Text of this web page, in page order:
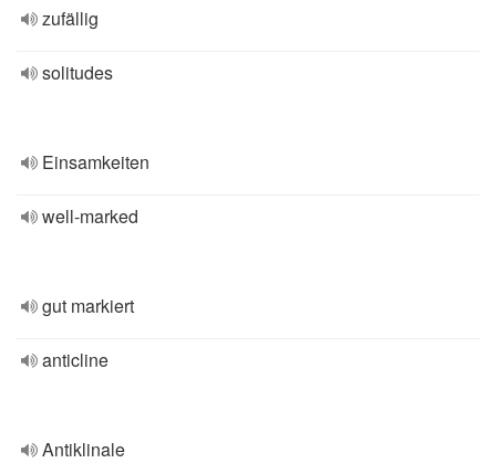
zufällig
solitudes
Einsamkeiten
well-marked
gut markiert
anticline
Antiklinale